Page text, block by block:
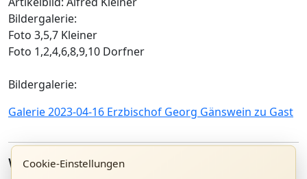
Bildergalerie:
Foto 3,5,7 Kleiner
Foto 1,2,4,6,8,9,10 Dorfner
Bildergalerie:
Galerie2023-04-16 Erzbischof Georg Gänswein zu Gast
Weitere Artikel
Cookie-Einstellungen